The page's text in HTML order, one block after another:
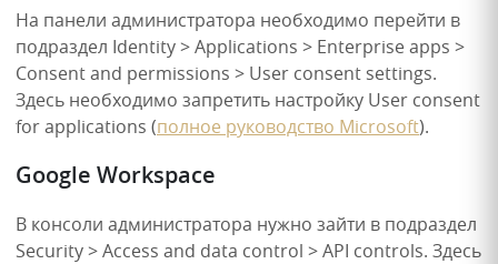
На панели администратора необходимо перейти в
подраздел Identity > Applications > Enterprise apps >
Consent and permissions > User consent settings.
Здесь необходимо запретить настройку User consent
for applications (полное руководство Microsoft).
Google Workspace
В консоли администратора нужно зайти в подраздел
Security > Access and data control > API controls. Здесь